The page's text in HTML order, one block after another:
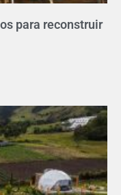
para reconstruir